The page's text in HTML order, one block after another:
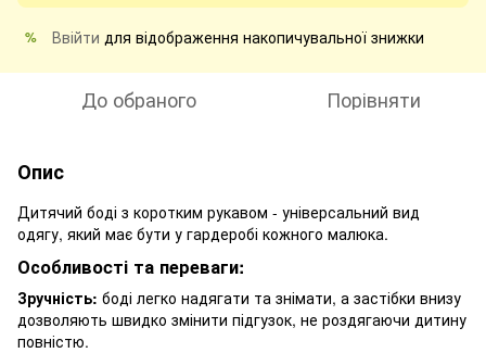
% Ввійти для відображення накопичувальної знижки
До обраного Порівняти
Опис
Дитячий боді з коротким рукавом - універсальний вид
одягу, який має бути у гардеробі кожного малюка.
Особливоcті та переваги:
Зручність: боді легко надягати та знімати, а застібки внизу
дозволяють швидко змінити підгузок, не роздягаючи дитину
повністю.